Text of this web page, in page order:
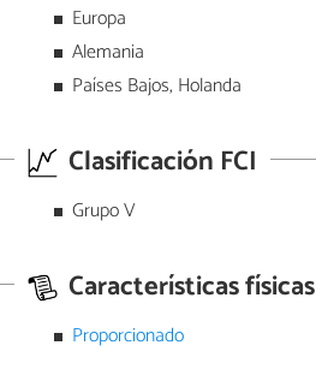
Europa
Alemania
Países Bajos, Holanda
Clasificación FCI
Grupo V
Características físicas
Proporcionado